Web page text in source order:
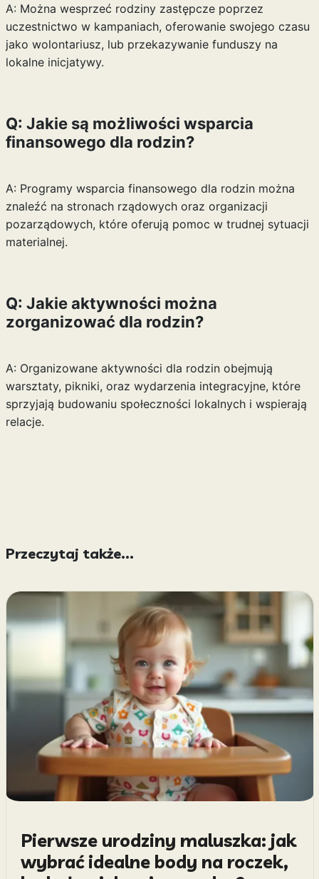
A: Można wesprzeć rodziny zastępcze poprzez
uczestnictwo w kampaniach, oferowanie swojego czasu
jako wolontariusz, lub przekazywanie funduszy na
lokalne inicjatywy.
Q: Jakie są możliwości wsparcia
finansowego dla rodzin?
A: Programy wsparcia finansowego dla rodzin można
znaleźć na stronach rządowych oraz organizacji
pozarządowych, które oferują pomoc w trudnej sytuacji
materialnej.
Q: Jakie aktywności można
zorganizować dla rodzin?
A: Organizowane aktywności dla rodzin obejmują
warsztaty, pikniki, oraz wydarzenia integracyjne, które
sprzyjają budowaniu społeczności lokalnych i wspierają
relacje.
Przeczytaj także...
Pierwsze urodziny maluszka: jak
wybrać idealne body na roczek,